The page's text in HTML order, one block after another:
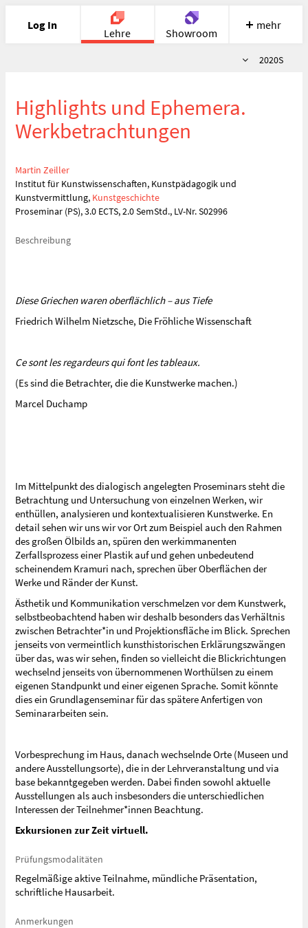
Log In
Lehre Showroom
Meet Recherche
mehr
Semester
2020S
Highlights und Ephemera.
Werkbetrachtungen
Martin Zeiller
Institut für Kunstwissenschaften, Kunstpädagogik und
Kunstvermittlung, Kunstgeschichte
Proseminar (PS), 3.0 ECTS, 2.0 SemStd., LV-Nr. S02996
Beschreibung
Diese Griechen waren oberflächlich – aus Tiefe
Friedrich Wilhelm Nietzsche, Die Fröhliche Wissenschaft
Ce sont les regardeurs qui font les tableaux.
(Es sind die Betrachter, die die Kunstwerke machen.)
Marcel Duchamp
Im Mittelpunkt des dialogisch angelegten Proseminars steht die
Betrachtung und Untersuchung von einzelnen Werken, wir
enthüllen, analysieren und kontextualisieren Kunstwerke. En
detail sehen wir uns wir vor Ort zum Beispiel auch den Rahmen
des großen Ölbilds an, spüren den werkimmanenten
Zerfallsprozess einer Plastik auf und gehen unbedeutend
scheinendem Kramuri nach, sprechen über Oberflächen der
Werke und Ränder der Kunst.
Ästhetik und Kommunikation verschmelzen vor dem Kunstwerk,
selbstbeobachtend haben wir deshalb besonders das Verhältnis
zwischen Betrachter*in und Projektionsfläche im Blick. Sprechen
jenseits von vermeintlich kunsthistorischen Erklärungszwängen
über das, was wir sehen, finden so vielleicht die Blickrichtungen
wechselnd jenseits von übernommenen Worthülsen zu einem
eigenen Standpunkt und einer eigenen Sprache. Somit könnte
dies ein Grundlagenseminar für das spätere Anfertigen von
Seminararbeiten sein.
Vorbesprechung im Haus, danach wechselnde Orte (Museen und
andere Ausstellungsorte), die in der Lehrveranstaltung und via
base bekanntgegeben werden. Dabei finden sowohl aktuelle
Ausstellungen als auch insbesonders die unterschiedlichen
Interessen der Teilnehmer*innen Beachtung.
Exkursionen zur Zeit virtuell.
Prüfungsmodalitäten
Regelmäßige aktive Teilnahme, mündliche Präsentation,
schriftliche Hausarbeit.
Anmerkungen